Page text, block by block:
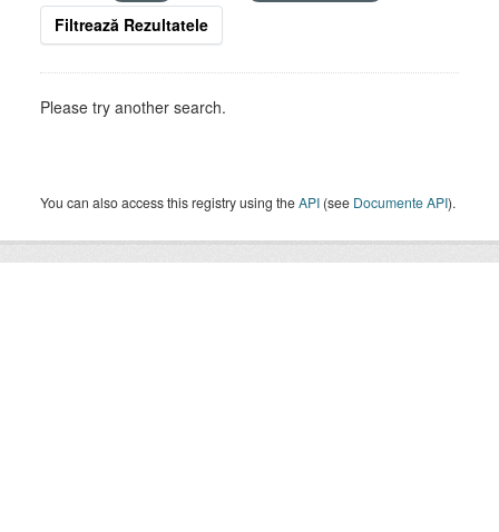
Filtrează Rezultatele
Please try another search.
You can also access this registry using theAPI (see Documente API).